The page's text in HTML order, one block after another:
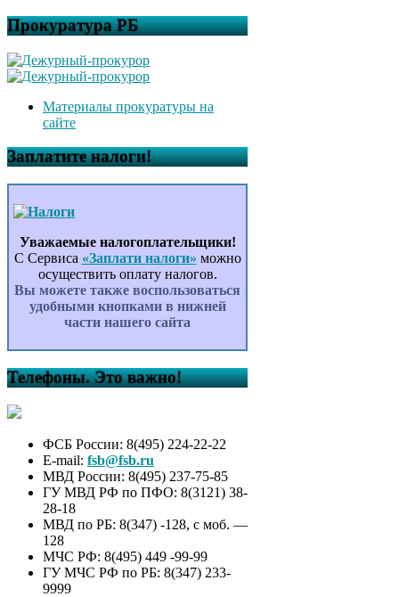
Прокуратура РБ
Материалы прокуратуры на
сайте
Заплатите налоги!
Уважаемые налогоплательщики!
С Сервиса «Заплати налоги» можно
осуществить оплату налогов.
Вы можете также воспользоваться
удобными кнопками в нижней
части нашего сайта
Телефоны. Это важно!
ФСБ России: 8(495) 224-22-22
E-mail: fsb@fsb.ru
МВД России: 8(495) 237-75-85
ГУ МВД РФ по ПФО: 8(3121) 38-
28-18
МВД по РБ: 8(347) -128, с моб. —
128
МЧС РФ: 8(495) 449 -99-99
ГУ МЧС РФ по РБ: 8(347) 233-
9999